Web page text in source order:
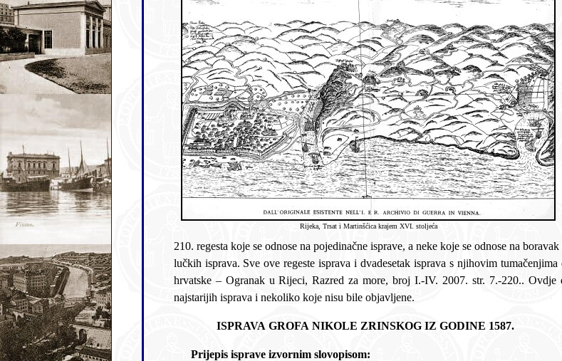
Rijeka, Trsat i Martinšćica krajem XVI. stoljeća
210. regesta koje se odnose na pojedinačne isprave, a neke koje se odnose na boravak broda u jednoj luci sadrže i više desetaka računa i
hrvatske – Ogranak u Rijeci, Razred za more, broj I.-IV. 2007. str. 7.-220.. Ovdje donosim preslike, prijepise i tumačenja nekoliko
najstarijih isprava i nekoliko koje nisu bile objavljene.
ISPRAVA GROFA NIKOLE ZRINSKOG IZ GODINE 1587.
Prijepis isprave izvornim slovopisom: